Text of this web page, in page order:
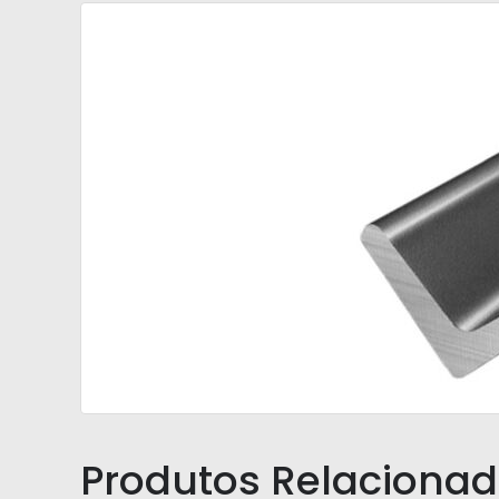
Produtos